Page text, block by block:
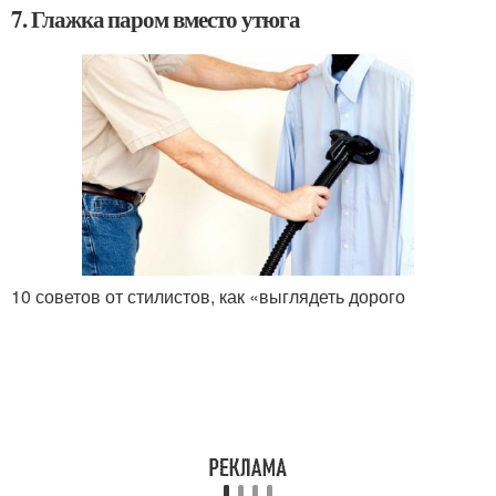
7. Глажка паром вместо утюга
10 советов от стилистов, как «выглядеть дорого